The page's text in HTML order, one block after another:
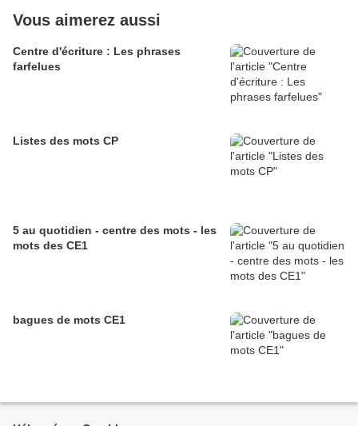
Vous aimerez aussi
Centre d'écriture : Les phrases
farfelues
Listes des mots CP
5 au quotidien - centre des mots - les
mots des CE1
bagues de mots CE1